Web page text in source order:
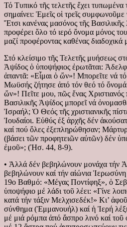
Τό Τυπικό τῆς τελετῆς ἔχει
σημαίνει: Ἐμεῖς οἱ τρεῖς
Ἔτσι κανένας μασόνος τῆς
προφέρει ὅλο τό ιερό ὄνομα μόνος
μαζί προφέροντας καθένας διαδοχικά
Στό κλείσιμο τῆς Τελετῆς μυήσεως
Ἀψίδος ὁ ὑποψήφιος ἐρωτᾶται:
ἀπαντᾶ: «Εἶμαι ὁ ὤν»! Μπορεῖτε νά
Μωϋσής ζήτησε ἀπό τόν θεό τό
ὤν»! Πεῖτε μου, πῶς ἕνας Χριστιανός
Βασιλικῆς Ἀψίδος μπορεῖ νά
Ἰσραήλ; Ὁ Θεός τῆς χριστιανικῆς
Ἰουδαίοι. Εὐθύς ἐξ ἀρχῆς δέν
καί πού ὅλες ἐξεπληρώθησαν;
(βάσει τῶν προφητειῶν αὐτῶν) δέν
ἐμοῦ»; (Ἠσ. 44, 8-9).
• Ἀλλά δέν βεβηλώνουν μονάχα τήν
βεβηλώνουν καί τήν αἰώνια
19ο Βαθμό: «Μέγας Ποντίφηξ», ὁ
ὑποψήφιο μέ λάδι τοῦ λέει: «Γίνε
κατά τήν τάξιν Μελχισεδέκ!» Κι’
σύνθημα (Ἐμμανουήλ) καί ἡ Ἰερή
μέ μιά ρόμπα ἀπό ἄσπρο λινό καί